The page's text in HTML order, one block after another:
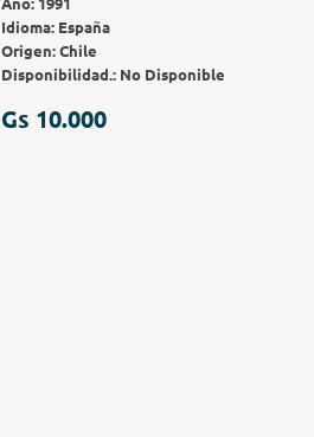
Idioma: España
Origen:Chile
Disponibilidad.: No Disponible
Gs 10.000